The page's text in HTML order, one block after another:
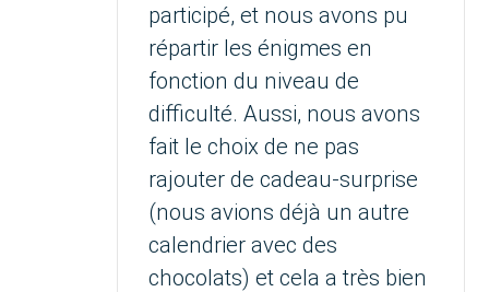
participé, et nous avons pu
répartir les énigmes en
fonction du niveau de
difficulté. Aussi, nous avons
fait le choix de ne pas
rajouter de cadeau-surprise
(nous avions déjà un autre
calendrier avec des
chocolats) et cela a très bien